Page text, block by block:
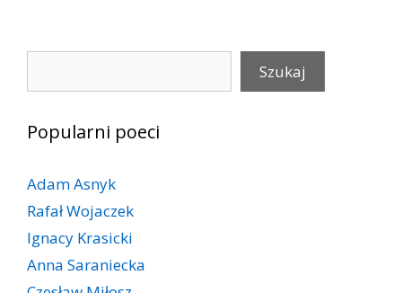
Szukaj
Popularni poeci
Adam Asnyk
Rafał Wojaczek
Ignacy Krasicki
Anna Saraniecka